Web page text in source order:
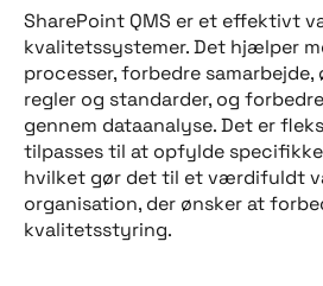
SharePoint QMS er et effektivt
kvalitetssystemer. Det hjælper
processer, forbedre
regler og standarder, og
gennem dataanalyse. Det er
tilpasses til at opfylde
hvilket gør det til et værdifuldt
organisation, der ønsker at
kvalitetsstyring.